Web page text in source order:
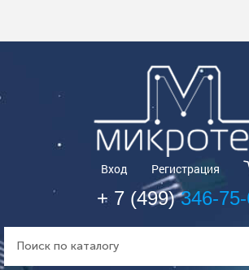
Вход Регистрация
+ 7 (499)346-